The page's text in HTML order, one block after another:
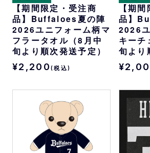
【期間限定・受注商
品】Buffaloes夏の陣
2026ユニフォーム柄マ
フラータオル（8月中
旬より順次発送予定）
¥2,200 (税込)
【期
品】
2026
キーチ
旬より